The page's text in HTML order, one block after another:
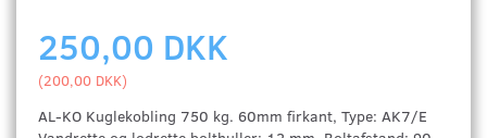
250,00 DKK
(200,00 DKK)
AL-KO Kuglekobling 750 kg. 60mm firkant, Type: AK7/E